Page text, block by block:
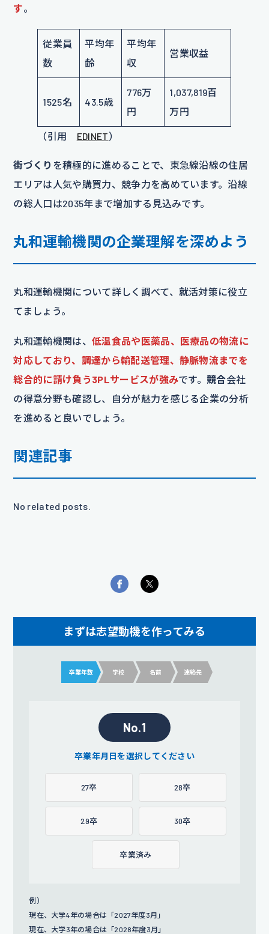
す。
従業員
数
平均年
齢
平均年
収
営業収益
1525名 43.5歳
776万
円
1,037,819百
万円
（引用 EDINET）
街づくり を積極的に進めることで、東急線沿線の住居
エリアは人気や購買力、競争力を高めています。沿線
の総人口は2035年まで増加する見込みです。
丸和運輸機関の企業理解を深めよう
丸和運輸機関について詳しく調べて、就活対策に役立
てましょう。
丸和運輸機関は、 低温食品や医薬品、医療品の物流に
対応しており、調達から輸配送管理、静脈物流までを
総合的に請け負う3PLサービスが強みです。競合会社
の得意分野も確認し、自分が魅力を感じる企業の分析
を進めると良いでしょう。
関連記事
No related posts.
まずは志望動機を作ってみる
卒業年数 学校 名前 連絡先
No.1
卒業年月日を選択してください
27卒 28卒
29卒 30卒
卒業済み
例）
現在、大学4年の場合は「2027年度3月」
現在、大学3年の場合は「2028年度3月」